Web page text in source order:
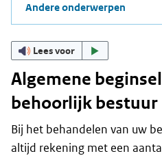
Andere onderwerpen
Lees voor
Algemene
behoorlijk bestuur
Bij het behandelen van uw
altijd rekening met een